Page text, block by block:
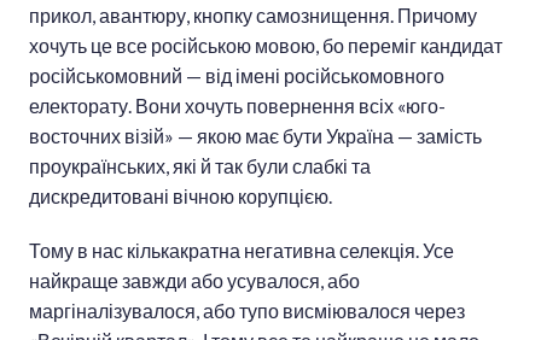
прикол, авантюру, кнопку самознищення. Причому
хочуть це все російською мовою, бо переміг кандидат
російськомовний — від імені російськомовного
електорату. Вони хочуть повернення всіх «юго-
восточних візій» — якою має бути Україна — замість
проукраїнських, які й так були слабкі та
дискредитовані вічною корупцією.
Тому в нас кількакратна негативна селекція. Усе
найкраще завжди або усувалося, або
маргіналізувалося, або тупо висміювалося через